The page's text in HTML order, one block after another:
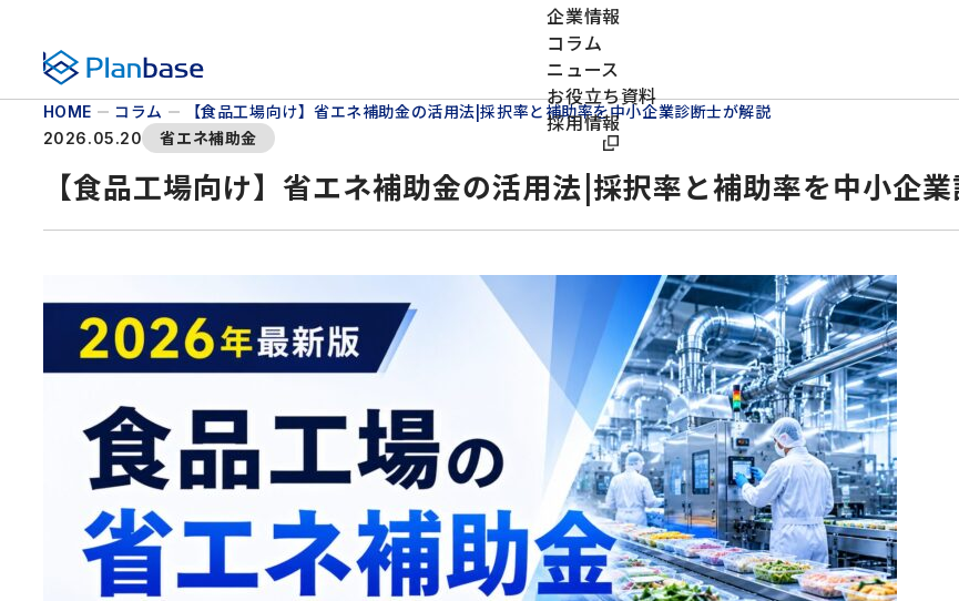
株式会社プランベース
企業情報
コラム
ニュース
お役立ち資料
採用情報
HOME コラム 【食品工場向け】省エネ補助金の活用法|採択率と補助率を中小企業診断士が解説
2026.05.20 省エネ補助金
【食品工場向け】省エネ補助金の活用法|採択率と補助率を中小企